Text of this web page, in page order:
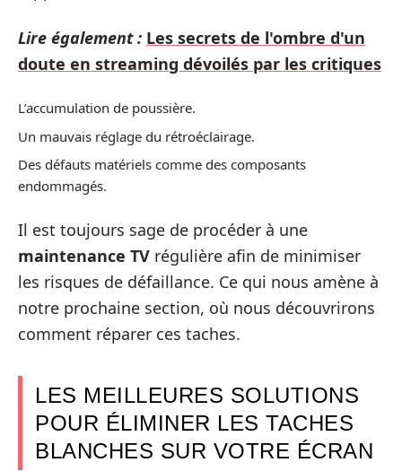
Lire également : Les secrets de l'ombre d'un
doute en streaming dévoilés par les critiques
L’accumulation de poussière.
Un mauvais réglage du rétroéclairage.
Des défauts matériels comme des composants
endommagés.
Il est toujours sage de procéder à une
maintenance TV régulière afin de minimiser
les risques de défaillance. Ce qui nous amène à
notre prochaine section, où nous découvrirons
comment réparer ces taches.
LES MEILLEURES SOLUTIONS
POUR ÉLIMINER LES TACHES
BLANCHES SUR VOTRE ÉCRAN